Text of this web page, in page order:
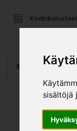
sisältöjä
Saranat